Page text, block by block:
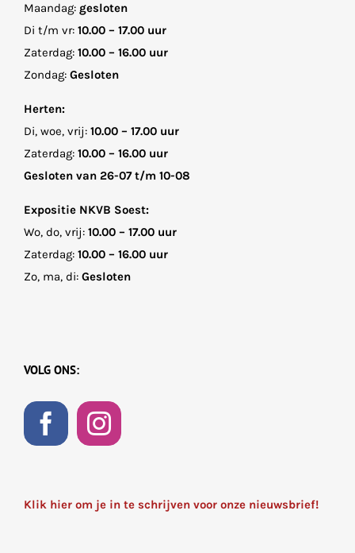
Maandag: gesloten
Di t/m vr: 10.00 – 17.00 uur
Zaterdag: 10.00 – 16.00 uur
Zondag: Gesloten
Herten:
Di, woe, vrij: 10.00 – 17.00 uur
Zaterdag: 10.00 – 16.00 uur
Gesloten van 26-07 t/m 10-08
Expositie NKVB Soest:
Wo, do, vrij: 10.00 – 17.00 uur
Zaterdag: 10.00 – 16.00 uur
Zo, ma, di: Gesloten
VOLG ONS:
Klik hier om je in te schrijven voor onze nieuwsbrief!